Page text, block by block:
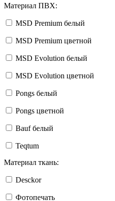
Материал ПВХ:
MSD Premium белый
MSD Premium цветной
MSD Evolution белый
MSD Evolution цветной
Pongs белый
Pongs цветной
Bauf белый
Teqtum
Материал ткань:
Desckor
Фотопечать